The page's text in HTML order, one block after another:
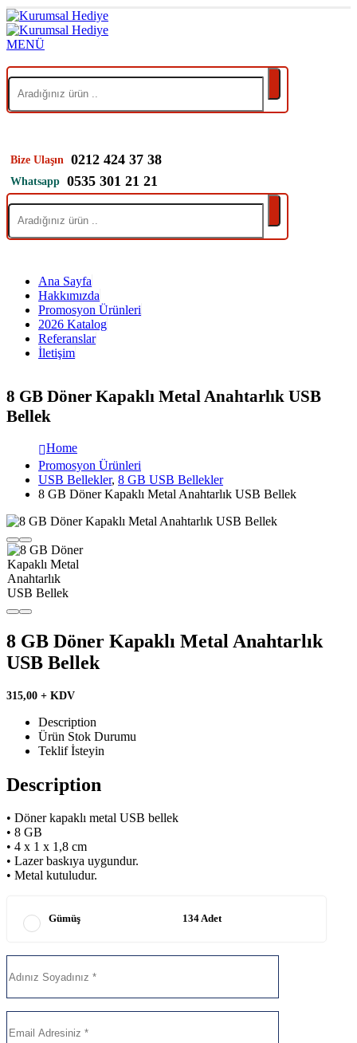
Bize Ulaşın 0212 424 37 38
Whatsapp 0535 301 21 21
Ana Sayfa
Hakkımızda
Promosyon Ürünleri
2026 Katalog
Referanslar
İletişim
8 GB Döner Kapaklı Metal Anahtarlık USB
Bellek
Home
Promosyon Ürünleri
USB Bellekler, 8 GB USB Bellekler
8 GB Döner Kapaklı Metal Anahtarlık USB Bellek
8 GB Döner Kapaklı Metal Anahtarlık
USB Bellek
315,00 + KDV
Description
Ürün Stok Durumu
Teklif İsteyin
Description
• Döner kapaklı metal USB bellek
• 8 GB
• 4 x 1 x 1,8 cm
• Lazer baskıya uygundur.
• Metal kutuludur.
Gümüş 134 Adet